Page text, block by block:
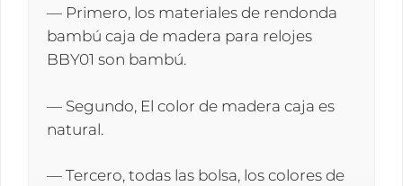
— Primero, los materiales de rendonda
bambú caja de madera para relojes
BBY01 son bambú.
— Segundo, El color de madera caja es
natural.
— Tercero, todas las bolsa, los colores de